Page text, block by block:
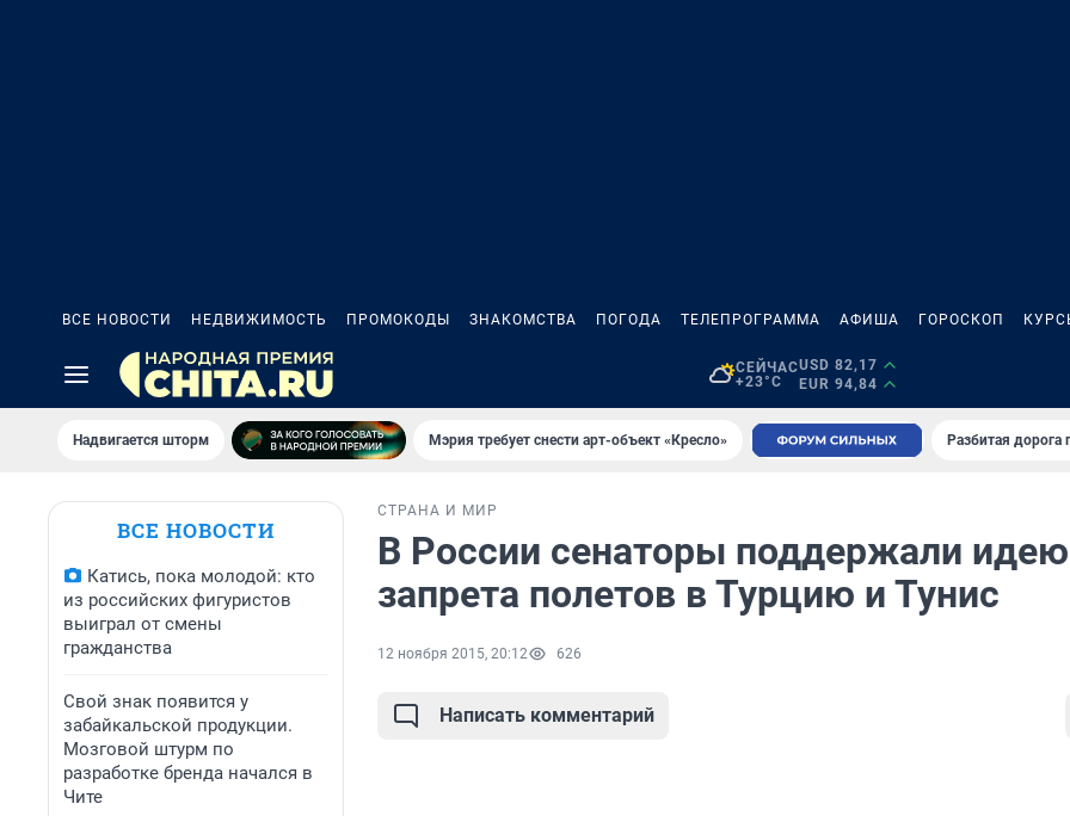
ВСЕ НОВОСТИ НЕДВИЖИМОСТЬ ПРОМОКОДЫ ЗНАКОМСТВА ПОГОДА ТЕЛЕПРОГРАММА АФИША ГОРОСКОП
СЕЙЧАС
+23°C
USD 82,17
EUR 94,84
Надвигается шторм Мэрия требует снести арт-объект «Кресло» Разбитая дорога
ВСЕ НОВОСТИ
Катись, пока молодой: кто
из российских фигуристов
выиграл от смены
гражданства
Свой знак появится у
забайкальской продукции.
Мозговой штурм по
разработке бренда начался в
Чите
СТРАНА И МИР
В России сенаторы поддержали идею
запрета полетов в Турцию и Тунис
12 ноября 2015, 20:12 626
Написать комментарий